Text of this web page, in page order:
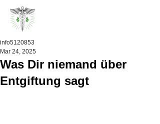
Was Dir niemand über
Entgiftung sagt
info5120853
Mar 24, 2025